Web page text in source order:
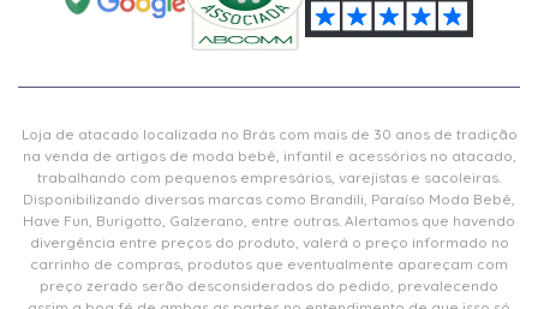
Loja de atacado localizada no Brás com mais de 30 anos de tradição
na venda de artigos de moda bebê, infantil e acessórios no atacado,
trabalhando com pequenos empresários, varejistas e sacoleiras.
Disponibilizando diversas marcas como Brandili, Paraíso Moda Bebê,
Have Fun, Burigotto, Galzerano, entre outras. Alertamos que havendo
divergência entre preços do produto, valerá o preço informado no
carrinho de compras, produtos que eventualmente apareçam com
preço zerado serão desconsiderados do pedido, prevalecendo